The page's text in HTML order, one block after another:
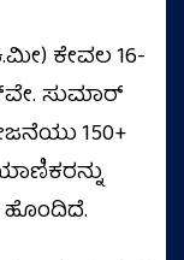
ಕೇವಲ 16-
ಸುಮಾರ್‌
150+
ಹೊಂದಿದೆ.